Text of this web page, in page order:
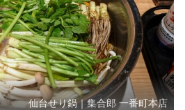
仙台せり鍋｜集合郎 一番町本店